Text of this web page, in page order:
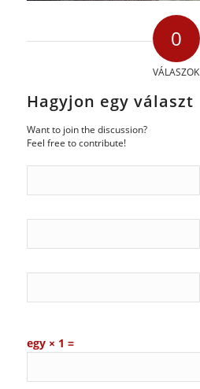
0
VÁLASZOK
Hagyjon egy választ
Want to join the discussion?
Feel free to contribute!
egy × 1 =